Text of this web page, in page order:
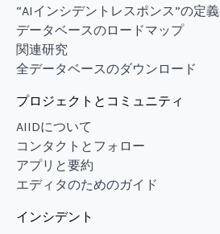
“AIインシデントレスポンス”の定義
データベースのロードマップ
関連研究
全データベースのダウンロード
プロジェクトとコミュニティ
AIIDについて
コンタクトとフォロー
アプリと要約
エディタのためのガイド
インシデント